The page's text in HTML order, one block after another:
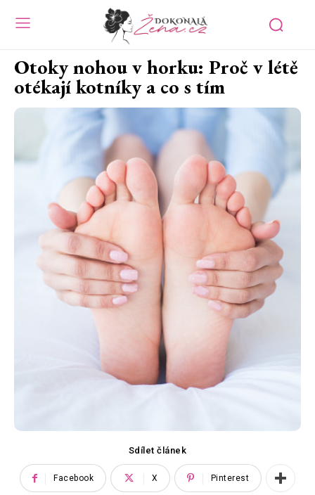
Otoky nohou v horku: Proč v létě
otékají kotníky a co s tím
Sdílet článek
Facebook X Pinterest